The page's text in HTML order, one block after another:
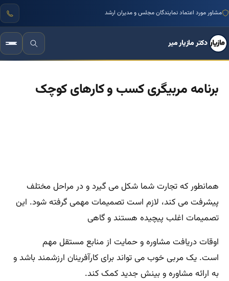
مشاور مورد اعتماد نمایندگان مجلس و مدیران ارشد
دکتر مازیار میر
برنامه مربیگری کسب و کارهای کوچک
همانطور که تجارت شما شکل می گیرد و در مراحل مختلف
پیشرفت می کند، لازم است تصمیمات مهمی گرفته شود. این
تصمیمات اغلب پیچیده هستند و گاهی
اوقات دریافت مشاوره و حمایت از منابع مستقل مهم
است. یک مربی خوب می تواند برای کارآفرینان ارزشمند باشد و
به ارائه مشاوره و بینش جدید کمک کند.